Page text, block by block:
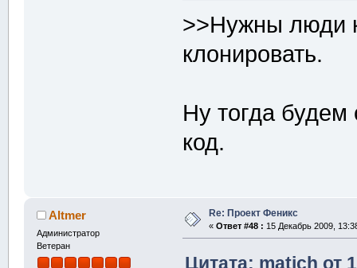
>>Нужны люди
клонировать.
Ну тогда
код.
Altmer
Администратор
Ветеран
Re: Проект Феникс
« Ответ #48 : 15 Декабрь 2009,
Цитата: matich от